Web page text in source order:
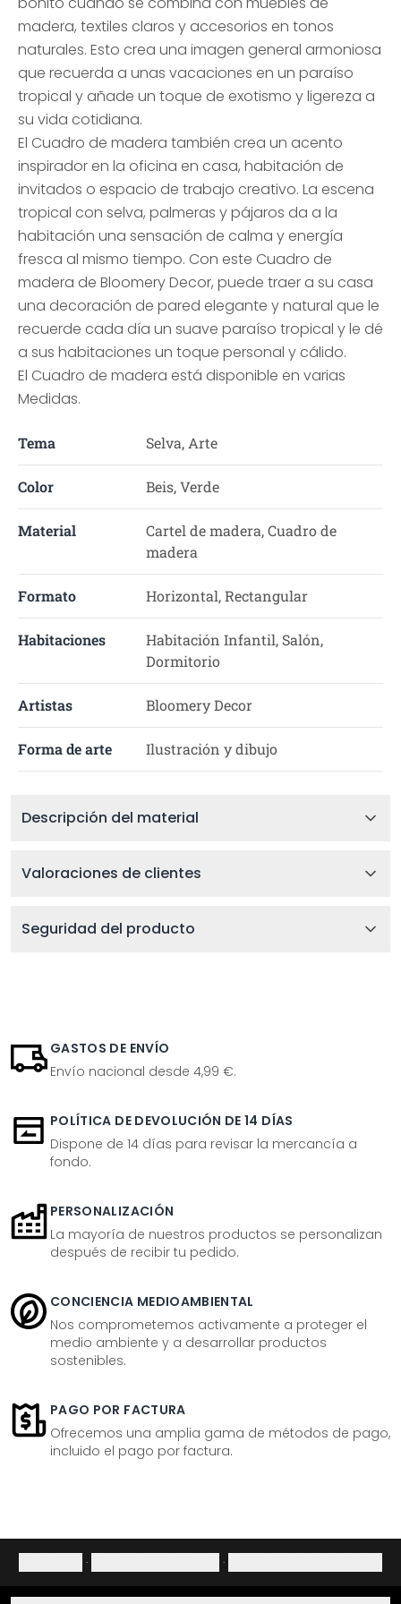
madera, textiles claros y accesorios en tonos
naturales. Esto crea una imagen general armoniosa
que recuerda a unas vacaciones en un paraíso
tropical y añade un toque de exotismo y ligereza a
su vida cotidiana.
El Cuadro de madera también crea un acento
inspirador en la oficina en casa, habitación de
invitados o espacio de trabajo creativo. La escena
tropical con selva, palmeras y pájaros da a la
habitación una sensación de calma y energía
fresca al mismo tiempo. Con este Cuadro de
madera de Bloomery Decor, puede traer a su casa
una decoración de pared elegante y natural que le
recuerde cada día un suave paraíso tropical y le dé
a sus habitaciones un toque personal y cálido.
El Cuadro de madera está disponible en varias
Medidas.
Tema Selva, Arte
Color Beis, Verde
Material
Cartel de madera, Cuadro de
madera
Formato Horizontal, Rectangular
Habitaciones
Habitación Infantil, Salón,
Dormitorio
Artistas Bloomery Decor
Forma de arte Ilustración y dibujo
Descripción del material
Valoraciones de clientes
Seguridad del producto
GASTOS DE ENVÍO
Envío nacional desde 4,99 €.
POLÍTICA DE DEVOLUCIÓN DE 14 DÍAS
Dispone de 14 días para revisar la mercancía a
fondo.
PERSONALIZACIÓN
La mayoría de nuestros productos se personalizan
después de recibir tu pedido.
CONCIENCIA MEDIOAMBIENTAL
Nos comprometemos activamente a proteger el
medio ambiente y a desarrollar productos
sostenibles.
PAGO POR FACTURA
Ofrecemos una amplia gama de métodos de pago,
incluido el pago por factura.
· ·